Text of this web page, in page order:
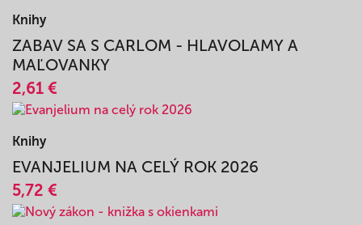
PRÍBEHOM
2,42 €
Knihy
ZABAV SA S CARLOM - HLAVOLAMY A
MAĽOVANKY
2,61 €
Knihy